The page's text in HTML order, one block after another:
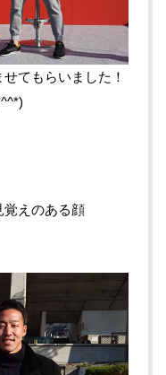
てもらいました！
覚えのある顔